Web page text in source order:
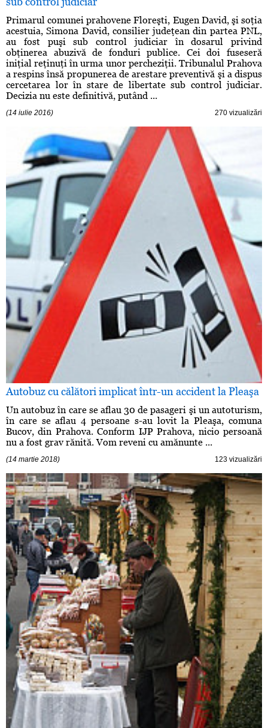
Primarul comunei prahovene Floreşti, Eugen David, şi soţia
acestuia, Simona David, consilier judeţean din partea PNL,
au fost puşi sub control judiciar în dosarul privind
obţinerea abuzivă de fonduri publice. Cei doi fuseseră
iniţial reţinuţi în urma unor percheziţii. Tribunalul Prahova
a respins însă propunerea de arestare preventivă şi a dispus
cercetarea lor în stare de libertate sub control judiciar.
Decizia nu este definitivă, putând ...
(14 iulie 2016) 270 vizualizări
Autobuz cu călători implicat într-un accident la Pleaşa
Un autobuz în care se aflau 30 de pasageri şi un autoturism,
în care se aflau 4 persoane s-au lovit la Pleaşa, comuna
Bucov, din Prahova. Conform IJP Prahova, nicio persoană
nu a fost grav rănită. Vom reveni cu amănunte ...
(14 martie 2018) 123 vizualizări